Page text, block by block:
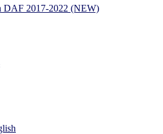
DAF 2017-2022 (NEW)